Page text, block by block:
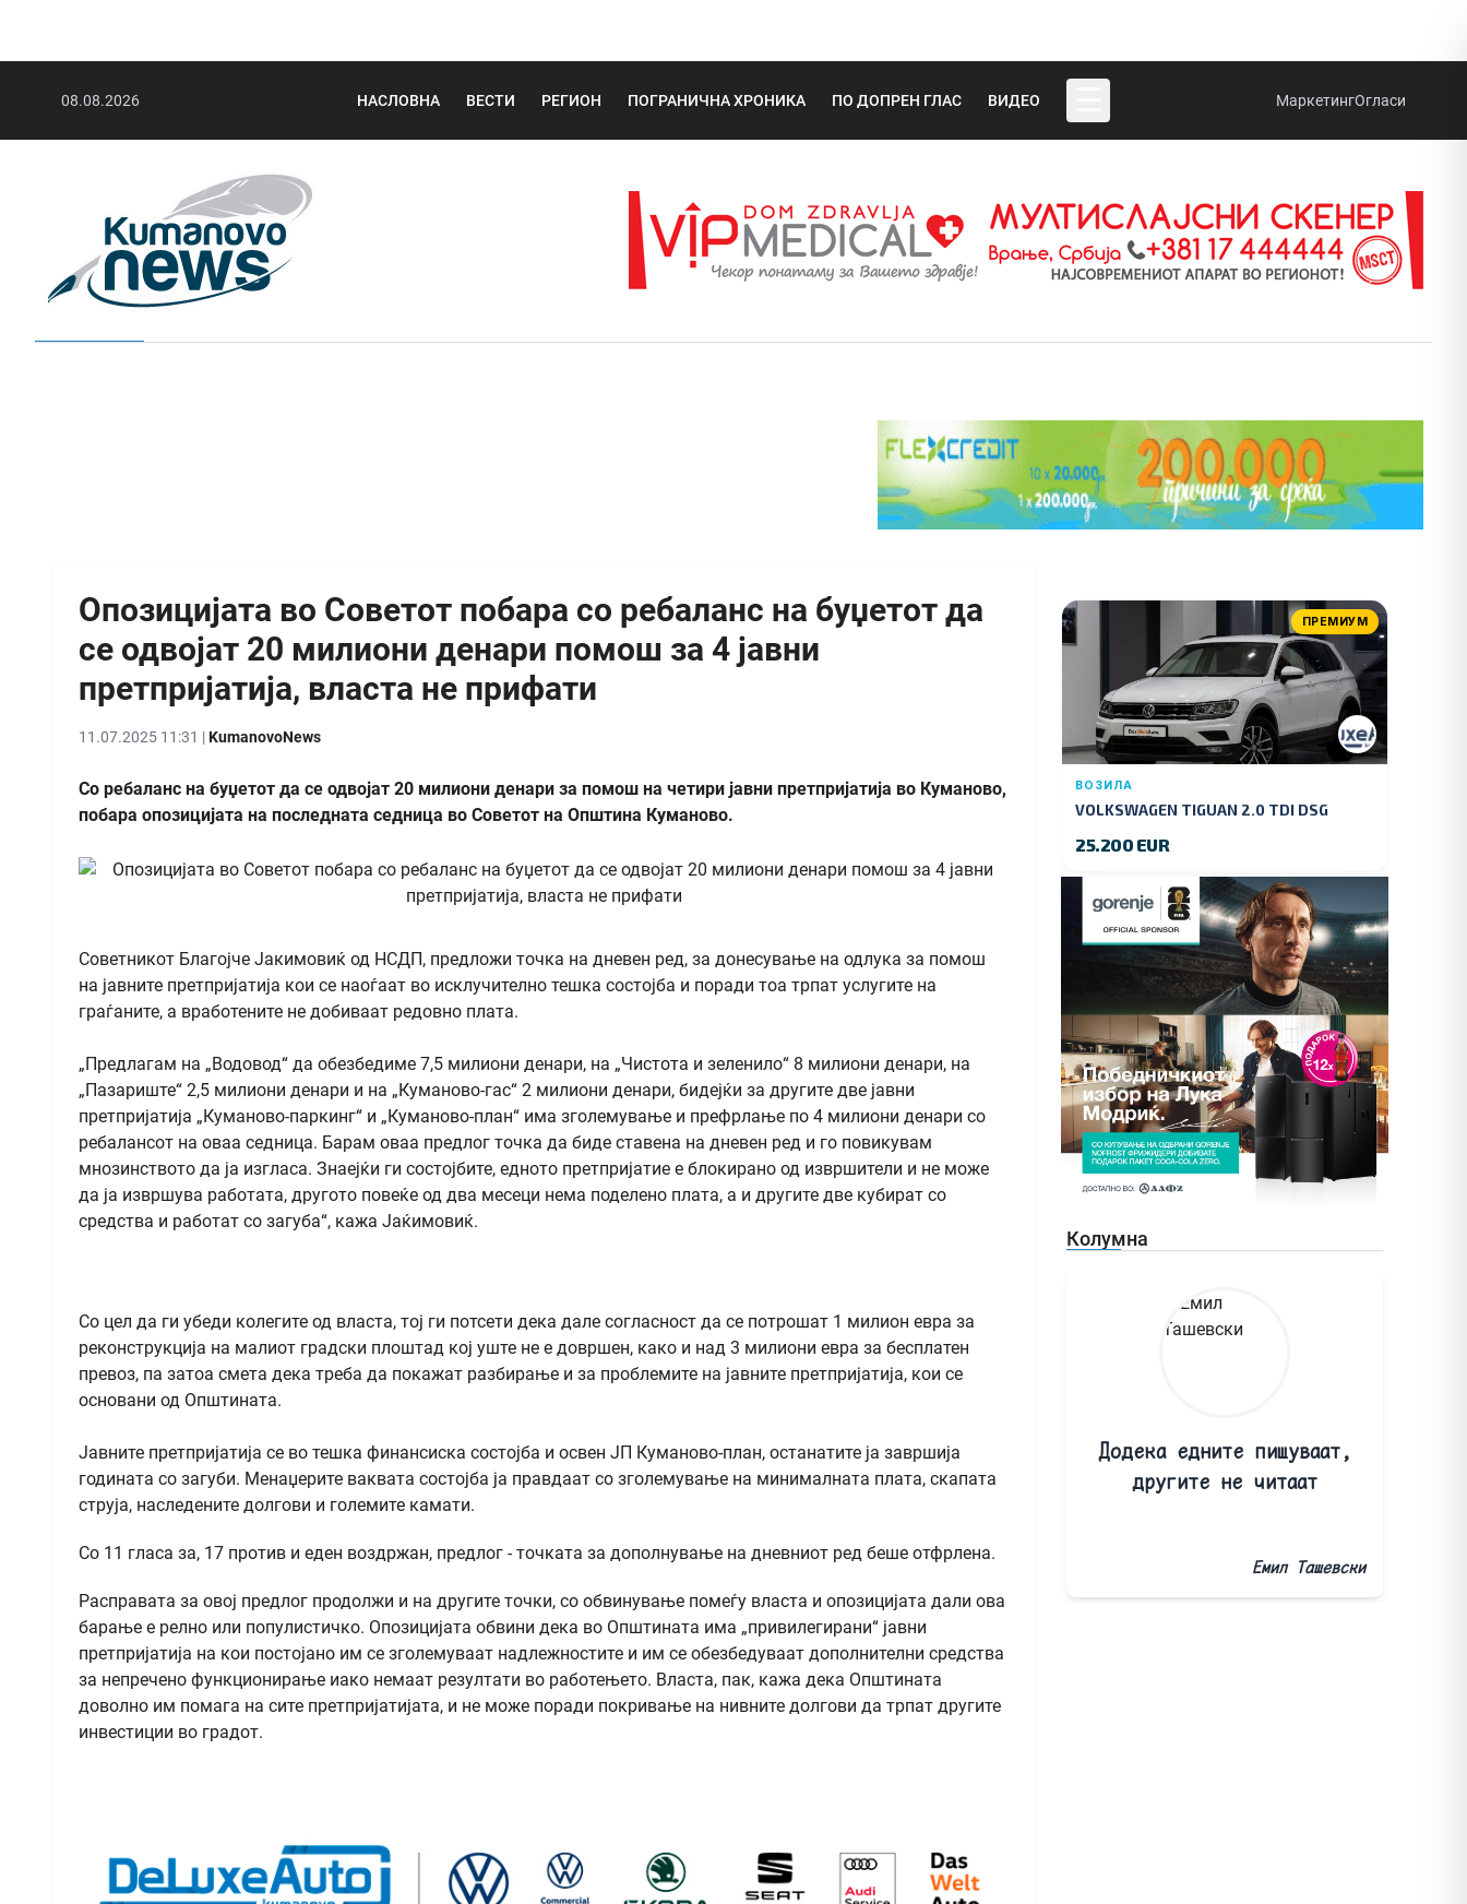
08.08.2026 НАСЛОВНА ВЕСТИ РЕГИОН ПОГРАНИЧНА ХРОНИКА ПО ДОПРЕН ГЛАС ВИДЕО МаркетингОгласи
Опозицијата во Советот побара со ребаланс на буџетот да
се одвојат 20 милиони денари помош за 4 јавни
претпријатија, власта не прифати
11.07.2025 11:31 |KumanovoNews
Со ребаланс на буџетот да се одвојат 20 милиони денари за помош на четири јавни претпријатија во Куманово,
побара опозицијата на последната седница во Советот на Општина Куманово.
Советникот Благојче Јакимовиќ од НСДП, предложи точка на дневен ред, за донесување на одлука за помош
на јавните претпријатија кои се наоѓаат во исклучително тешка состојба и поради тоа трпат услугите на
граѓаните, а вработените не добиваат редовно плата.
„Предлагам на „Водовод“ да обезбедиме 7,5 милиони денари, на „Чистота и зеленило“ 8 милиони денари, на
„Пазариште“ 2,5 милиони денари и на „Куманово-гас“ 2 милиони денари, бидејќи за другите две јавни
претпријатија „Куманово-паркинг“ и „Куманово-план“ има зголемување и префрлање по 4 милиони денари со
ребалансот на оваа седница. Барам оваа предлог точка да биде ставена на дневен ред и го повикувам
мнозинството да ја изгласа. Знаејќи ги состојбите, едното претпријатие е блокирано од извршители и не може
да ја извршува работата, другото повеќе од два месеци нема поделено плата, а и другите две кубират со
средства и работат со загуба“, кажа Јаќимовиќ.
Со цел да ги убеди колегите од власта, тој ги потсети дека дале согласност да се потрошат 1 милион евра за
реконструкција на малиот градски плоштад кој уште не е довршен, како и над 3 милиони евра за бесплатен
превоз, па затоа смета дека треба да покажат разбирање и за проблемите на јавните претпријатија, кои се
основани од Општината.
Јавните претпријатија се во тешка финансиска состојба и освен ЈП Куманово-план, останатите ја завршија
годината со загуби. Менаџерите ваквата состојба ја правдаат со зголемување на минималната плата, скапата
струја, наследените долгови и големите камати.
Со 11 гласа за, 17 против и еден воздржан, предлог - точката за дополнување на дневниот ред беше отфрлена.
Расправата за овој предлог продолжи и на другите точки, со обвинување помеѓу власта и опозицијата дали ова
барање е релно или популистичко. Опозицијата обвини дека во Општината има „привилегирани“ јавни
претпријатија на кои постојано им се зголемуваат надлежностите и им се обезбедуваат дополнителни средства
за непречено функционирање иако немаат резултати во работењето. Власта, пак, кажа дека Општината
доволно им помага на сите претпријатијата, и не може поради покривање на нивните долгови да трпат другите
инвестиции во градот.
ПРЕМИУМ
ВОЗИЛА
VOLKSWAGEN TIGUAN 2.0 TDI DSG
25.200 EUR
Колумна
Додека едните пишуваат,
другите не читаат
Емил Ташевски